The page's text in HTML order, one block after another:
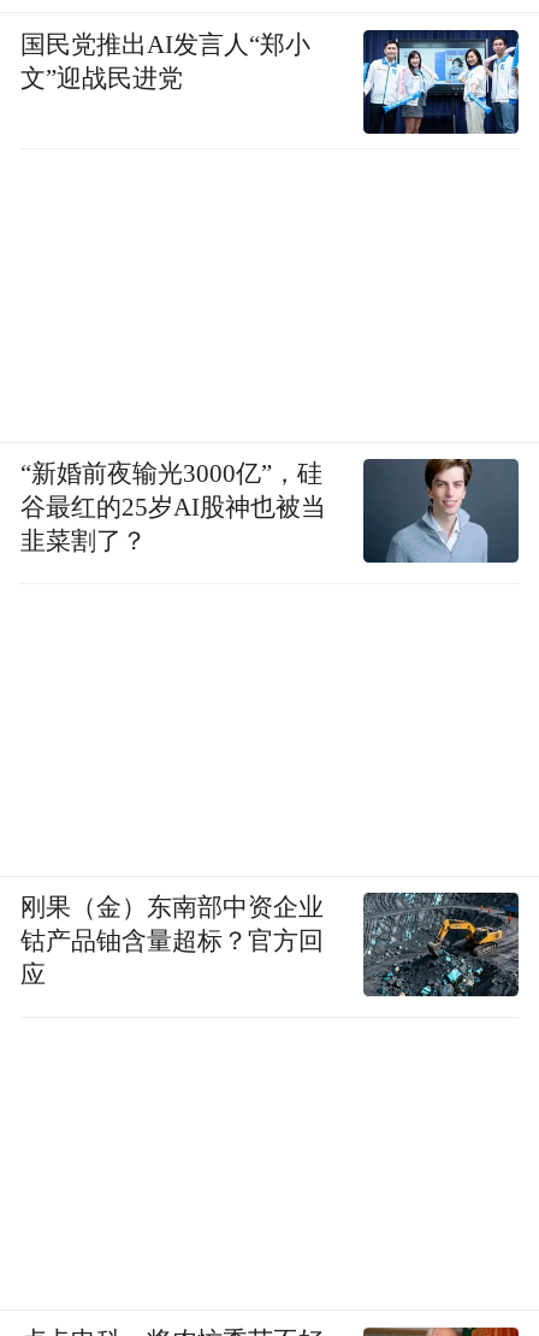
国民党推出AI发言人“郑小
文”迎战民进党
“新婚前夜输光3000亿”，硅
谷最红的25岁AI股神也被当
韭菜割了？
刚果（金）东南部中资企业
钴产品铀含量超标？官方回
应